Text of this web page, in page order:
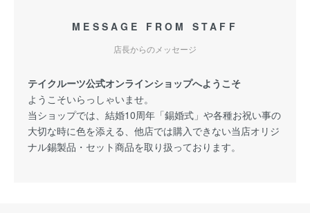
MESSAGE FROM STAFF
店長からのメッセージ
テイクルーツ公式オンラインショップへようこそ
ようこそいらっしゃいませ。
当ショップでは、結婚10周年「錫婚式」や各種お祝い事の
大切な時に色を添える、他店では購入できない当店オリジ
ナル錫製品・セット商品を取り扱っております。